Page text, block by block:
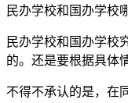
民办学校和国办学校
民办学校和国办学校
的。还是要根据具体
不得不承认的是，在